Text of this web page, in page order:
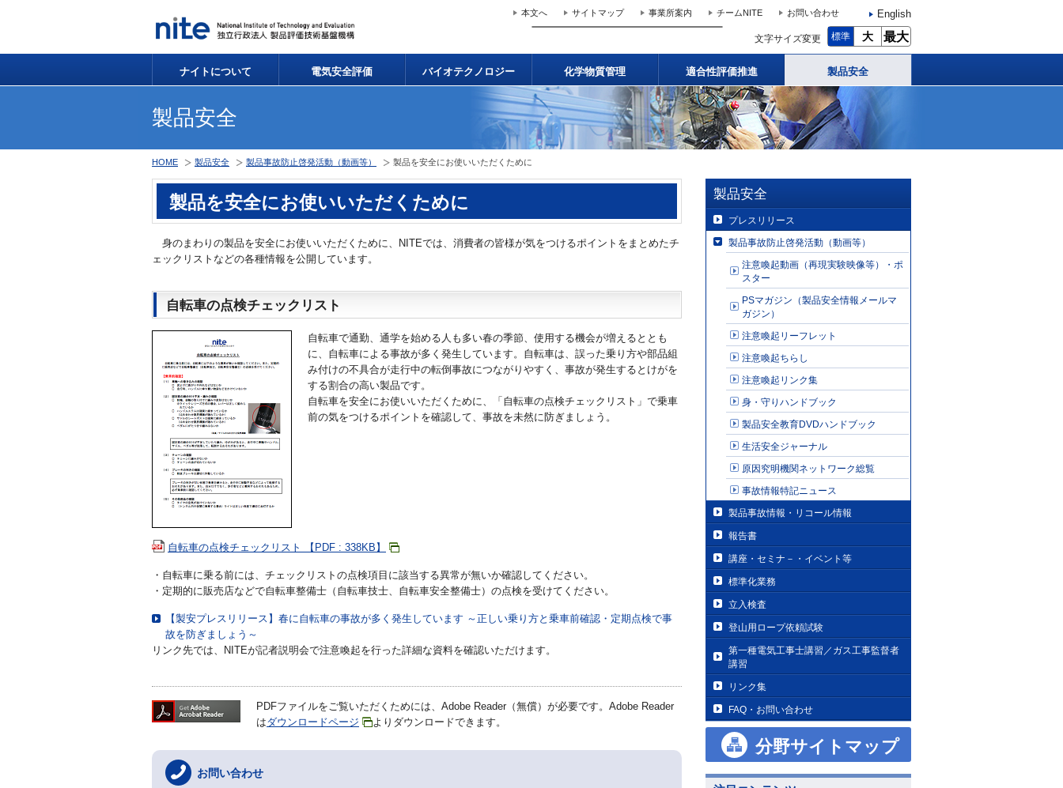
本文へ サイトマップ 事業所案内 チームNITE お問い合わせ English
文字サイズ変更 標準 大 最大
ナイトについて 電気安全評価 バイオテクノロジー 化学物質管理 適合性評価推進 製品安全
製品安全
HOME 製品安全 製品事故防止啓発活動（動画等） 製品を安全にお使いいただくために
製品を安全にお使いいただくために
身のまわりの製品を安全にお使いいただくために、NITEでは、消費者の皆様が気をつけるポイントをまとめたチ
ェックリストなどの各種情報を公開しています。
自転車の点検チェックリスト
自転車で通勤、通学を始める人も多い春の季節、使用する機会が増えるととも
に、自転車による事故が多く発生しています。自転車は、誤った乗り方や部品組
み付けの不具合が走行中の転倒事故につながりやすく、事故が発生するとけがを
する割合の高い製品です。
自転車を安全にお使いいただくために、「自転車の点検チェックリスト」で乗車
前の気をつけるポイントを確認して、事故を未然に防ぎましょう。
自転車の点検チェックリスト 【PDF : 338KB】
・自転車に乗る前には、チェックリストの点検項目に該当する異常が無いか確認してください。
・定期的に販売店などで自転車整備士（自転車技士、自転車安全整備士）の点検を受けてください。
【製安プレスリリース】春に自転車の事故が多く発生しています ～正しい乗り方と乗車前確認・定期点検で事
故を防ぎましょう～
リンク先では、NITEが記者説明会で注意喚起を行った詳細な資料を確認いただけます。
PDFファイルをご覧いただくためには、Adobe Reader（無償）が必要です。Adobe Reader
はダウンロードページ よりダウンロードできます。
お問い合わせ
製品安全
プレスリリース
製品事故防止啓発活動（動画等）
注意喚起動画（再現実験映像等）・ポ
スター
PSマガジン（製品安全情報メールマ
ガジン）
注意喚起リーフレット
注意喚起ちらし
注意喚起リンク集
身・守りハンドブック
製品安全教育DVDハンドブック
生活安全ジャーナル
原因究明機関ネットワーク総覧
事故情報特記ニュース
製品事故情報・リコール情報
報告書
講座・セミナ－・イベント等
標準化業務
立入検査
登山用ロープ依頼試験
第一種電気工事士講習／ガス工事監督者
講習
リンク集
FAQ・お問い合わせ
分野サイトマップ